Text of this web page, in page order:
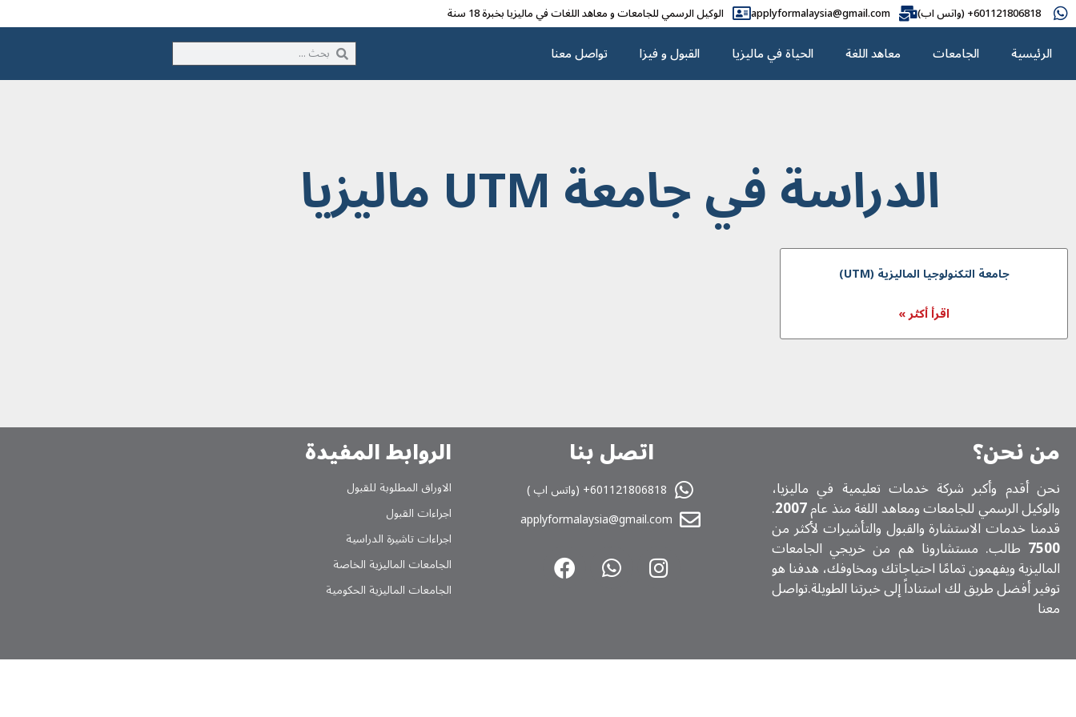
601121806818+ (واتس اب) applyformalaysia@gmail.com الوکیل الرسمي للجامعات و معاهد اللغات في مالیزیا بخبرة 18 سنة
الرئيسية الجامعات معاهد اللغة الحياة في ماليزيا القبول و فیزا تواصل معنا
الدراسة في جامعة UTM ماليزيا
جامعة التكنولوجيا الماليزية (UTM)
اقرأ أكثر »
من نحن؟
نحن أقدم وأكبر شركة خدمات تعلیمیة في ماليزيا،
والوكيل الرسمي للجامعات ومعاهد اللغة منذ عام2007
.
قدمنا خدمات الاستشارة والقبول والتأشيرات لأكثر من
7500 طالب. مستشارونا هم من خريجي الجامعات
الماليزية ويفهمون تمامًا احتياجاتك ومخاوفك، هدفنا هو
توفير أفضل طريق لك استناداً إلى خبرتنا الطويلة.تواصل
معنا
اتصل بنا
601121806818+ (واتس اپ )
applyformalaysia@gmail.com
الروابط المفیدة
الاوراق المطلوبة للقبول
اجراءات القبول
اجراءات تاشیرة الدراسیة
الجامعات المالیزیة الخاصة
الجامعات المالیزیة الحکومیة